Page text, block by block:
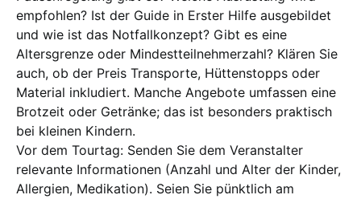
empfohlen? Ist der Guide in Erster Hilfe ausgebildet
und wie ist das Notfallkonzept? Gibt es eine
Altersgrenze oder Mindestteilnehmerzahl? Klären Sie
auch, ob der Preis Transporte, Hüttenstopps oder
Material inkludiert. Manche Angebote umfassen eine
Brotzeit oder Getränke; das ist besonders praktisch
bei kleinen Kindern.
Vor dem Tourtag: Senden Sie dem Veranstalter
relevante Informationen (Anzahl und Alter der Kinder,
Allergien, Medikation). Seien Sie pünktlich am